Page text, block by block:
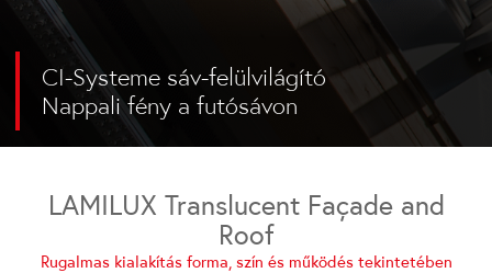
CI-Systeme sáv-felülvilágító
Nappali fény a futósávon
LAMILUX Translucent Façade and
Roof
Rugalmas kialakítás forma, szín és működés tekintetében